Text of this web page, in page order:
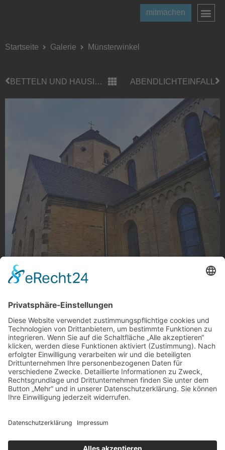
mitmachen
Startseite Galerie Münsterwinkel
BETTELN UND HAUSIEREN ABENDLICHTEINFALL
Münsterwinkel
Münsterwinkel, Gladbach
Foto: bjoern_mg via Instagram